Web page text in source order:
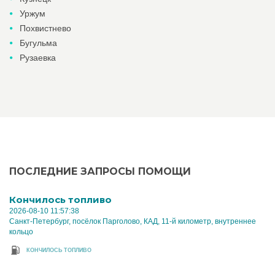
Уржум
Похвистнево
Бугульма
Рузаевка
ПОСЛЕДНИЕ ЗАПРОСЫ ПОМОЩИ
Кончилось топливо
2026-08-10 11:57:38
Санкт-Петербург, посёлок Парголово, КАД, 11-й километр, внутреннее
кольцо
КОНЧИЛОСЬ ТОПЛИВО